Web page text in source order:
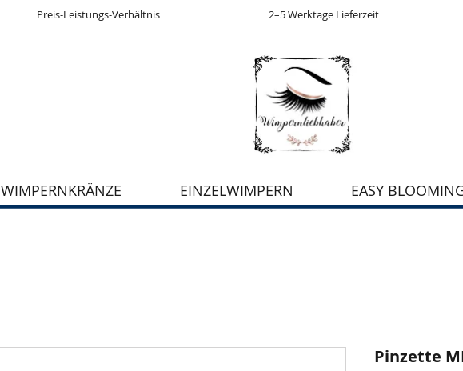
Preis-Leistungs-Verhältnis 2–5 Werktage Lieferzeit
WIMPERNKRÄNZE EINZELWIMPERN EASY
Pinzette